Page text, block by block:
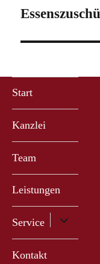
Nächster
Start
Kanzlei
Team
Leistungen
Service
anzeigen
Kontakt